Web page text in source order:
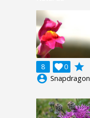
8 0

grade
account_circle Snapdragon